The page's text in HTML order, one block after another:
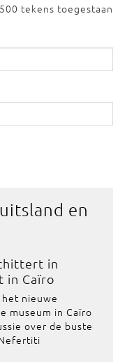
tekens toegestaan
en
in
in Caïro
nieuwe
museum in Caïro
over de buste